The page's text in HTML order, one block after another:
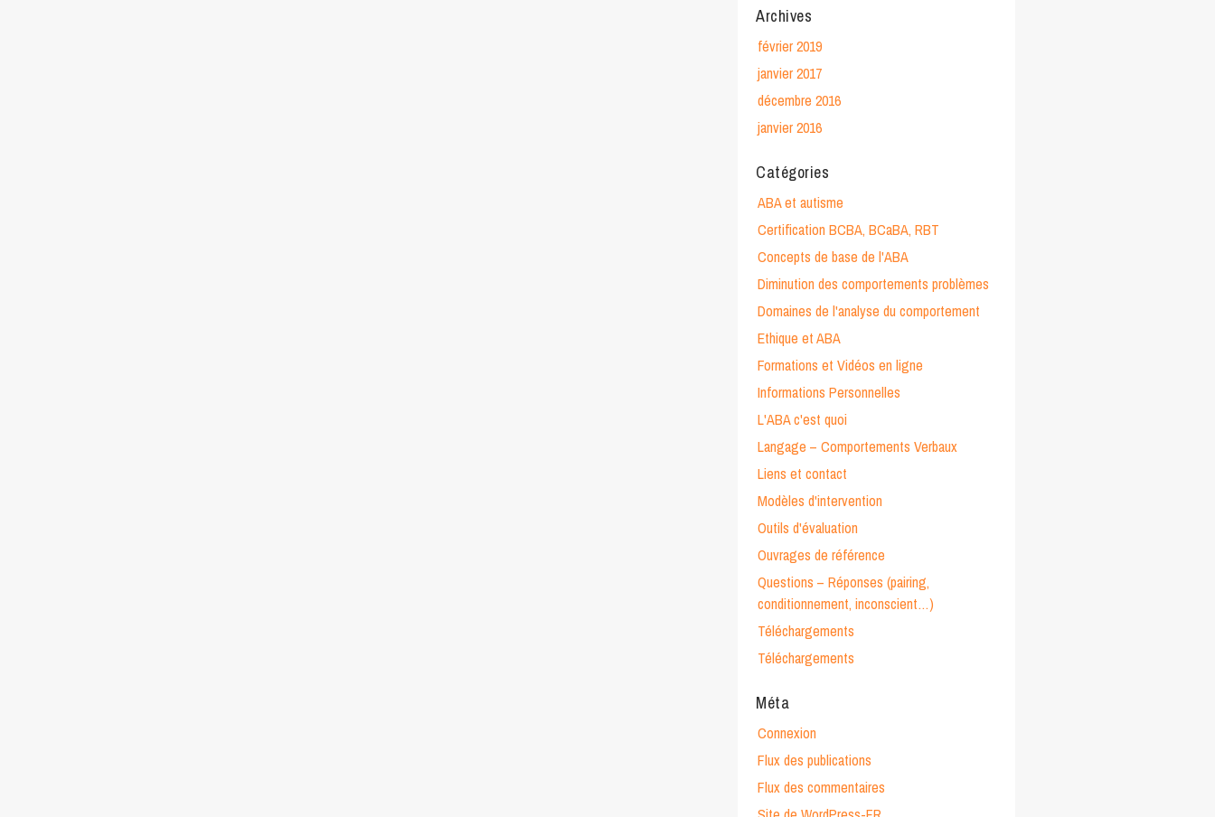
Archives
février 2019
janvier 2017
décembre 2016
janvier 2016
Catégories
ABA et autisme
Certification BCBA, BCaBA, RBT
Concepts de base de l'ABA
Diminution des comportements problèmes
Domaines de l'analyse du comportement
Ethique et ABA
Formations et Vidéos en ligne
Informations Personnelles
L'ABA c'est quoi
Langage – Comportements Verbaux
Liens et contact
Modèles d'intervention
Outils d'évaluation
Ouvrages de référence
Questions – Réponses (pairing,
conditionnement, inconscient…)
Téléchargements
Téléchargements
Méta
Connexion
Flux des publications
Flux des commentaires